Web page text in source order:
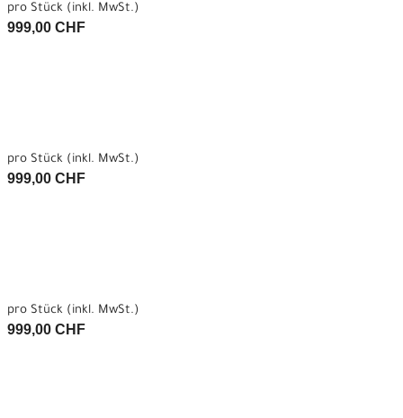
pro Stück (inkl. MwSt.)
999,00 CHF
pro Stück (inkl. MwSt.)
999,00 CHF
pro Stück (inkl. MwSt.)
999,00 CHF